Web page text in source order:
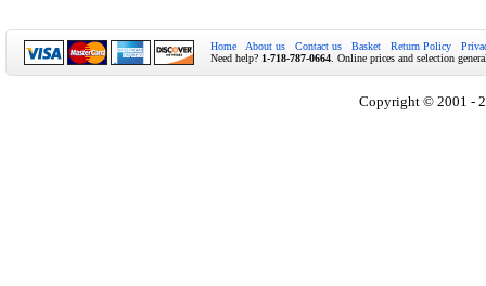
Home About us Contact us Basket Return Policy
Need help? 1-718-787-0664 . Online prices and selection
Copyright © 2001 -